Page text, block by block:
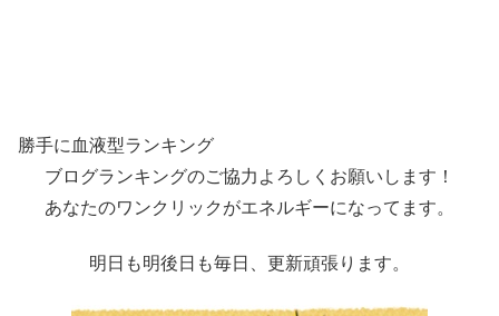
勝手に血液型ランキング
ブログランキングのご協力よろしくお願いします！
あなたのワンクリックがエネルギーになってます。
明日も明後日も毎日、更新頑張ります。